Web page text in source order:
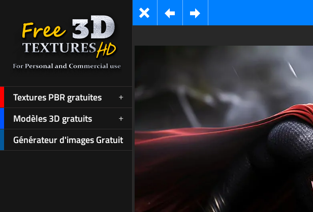
Textures PBR gratuites
Modèles 3D gratuits
Générateur d'images Gratuit